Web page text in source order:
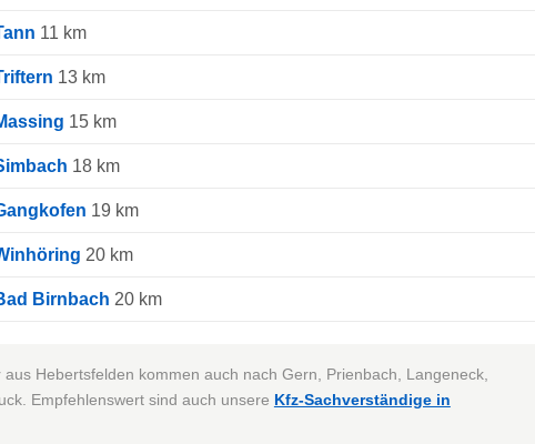
11 km
13 km
15 km
18 km
19 km
20 km
Birnbach 20 km
Hebertsfelden kommen auch nach Gern, Prienbach, Langeneck,
Empfehlenswert sind auch unsere Kfz-Sachverständige in